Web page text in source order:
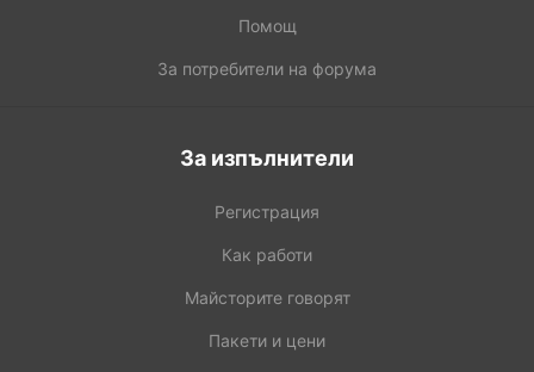
Помощ
За потребители на форума
За изпълнители
Регистрация
Как работи
Майсторите говорят
Пакети и цени